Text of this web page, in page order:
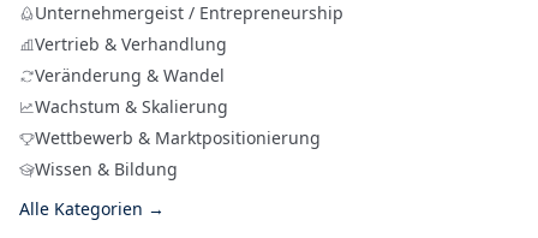
Unternehmergeist / Entrepreneurship
Vertrieb & Verhandlung
Veränderung & Wandel
Wachstum & Skalierung
Wettbewerb & Marktpositionierung
Wissen & Bildung
Alle Kategorien →